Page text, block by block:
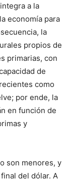
a la
economía para
la
propios de
primarias, con
de
como
por ende, la
en función de
y
son menores, y
del dólar. A